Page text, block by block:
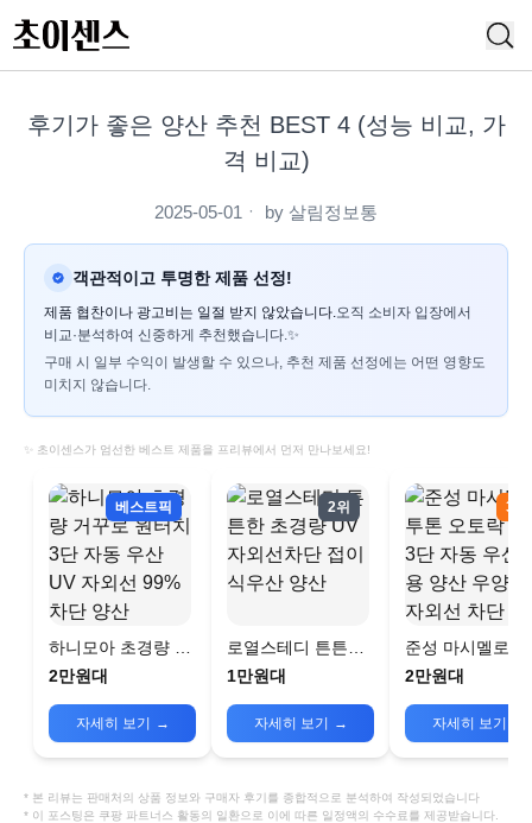
후기가 좋은 양산 추천 BEST 4 (성능 비교, 가
격 비교)
2025-05-01 ㆍ by 살림정보통
객관적이고 투명한 제품 선정!
제품 협찬이나 광고비는 일절 받지 않았습니다.오직 소비자 입장에서
비교·분석하여 신중하게 추천했습니다.✨
구매 시 일부 수익이 발생할 수 있으나, 추천 제품 선정에는 어떤 영향도
미치지 않습니다.
✨ 초이센스가 엄선한 베스트 제품을 프리뷰에서 먼저 만나보세요!
베스트픽
하니모아 초경량 거
꾸로 원터치 3단 자
99% 차단 양산
2만원대
자세히 보기 →
2위
로열스테디 튼튼한
초경량 UV 자외선
산
1만원대
자세히 보기 →
3위
준성 마시멜로
오토락 암막 3단
우양산 자외선
2만원대
자세히 보기
* 본 리뷰는 판매처의 상품 정보와 구매자 후기를 종합적으로 분석하여 작성되었습니다
* 이 포스팅은 쿠팡 파트너스 활동의 일환으로 이에 따른 일정액의 수수료를 제공받습니다.